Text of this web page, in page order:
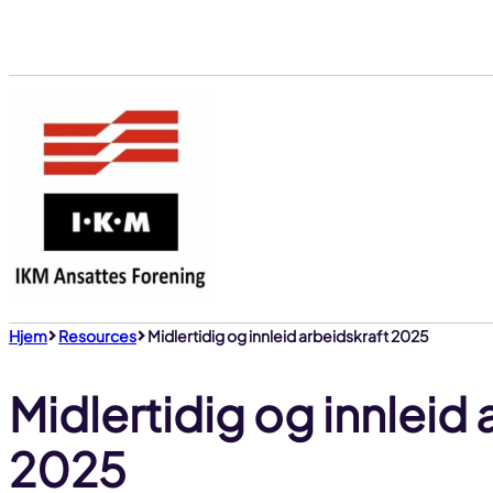
innhold
Hjem Resources Midlertidig og innleid arbeidskraft 2025
Midlertidig og innleid
2025